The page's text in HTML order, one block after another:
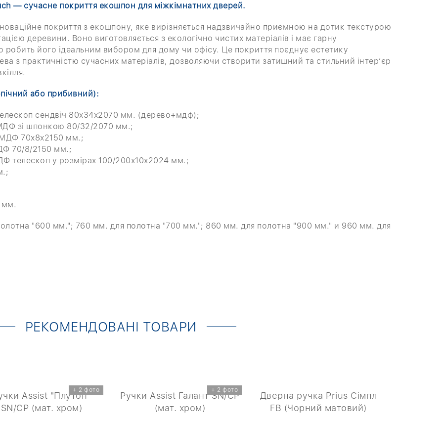
— сучасне покриття екошпон для міжкімнатних дверей.
покриття з екошпону, яке вирізняється надзвичайно приємною на дотик текстурою
деревини. Воно виготовляється з екологічно чистих матеріалів і має гарну
робить його ідеальним вибором для дому чи офісу. Це покриття поєднує естетику
з практичністю сучасних матеріалів, дозволяючи створити затишний та стильний інтер’єр
або прибивний):
сендвіч 80х34х2070 мм. (дерево+мдф);
зі шпонкою 80/32/2070 мм.;
70х8х2150 мм.;
70/8/2150 мм.;
телескоп у розмірах 100/200х10х2024 мм.;
мм.
"600 мм."; 760 мм. для полотна "700 мм."; 860 мм. для полотна "900 мм." и 960 мм. для
РЕКОМЕНДОВАНІ ТОВАРИ
+ 2 фото
Assist "Плутон"
SN/CP (мат. хром)
+ 2 фото
Ручки Assist Галант SN/CP
(мат. хром)
Дверна ручка Prius Сімпл
FB (Чорний матовий)